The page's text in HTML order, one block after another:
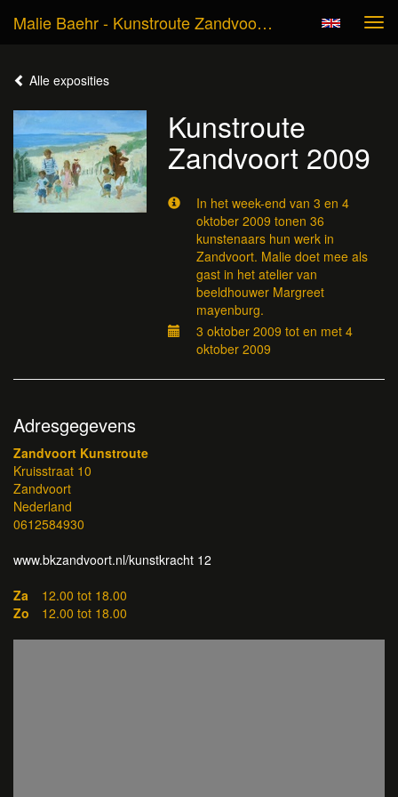
Malie Baehr - Kunstroute Zandvoort 2009
Alle exposities
Kunstroute
Zandvoort 2009
In het week-end van 3 en 4
oktober 2009 tonen 36
kunstenaars hun werk in
Zandvoort. Malie doet mee als
gast in het atelier van
beeldhouwer Margreet
mayenburg.
3 oktober 2009 tot en met 4
oktober 2009
Adresgegevens
Zandvoort Kunstroute
Kruisstraat 10
Zandvoort
Nederland
0612584930
www.bkzandvoort.nl/kunstkracht 12
Za
12.00 tot 18.00
Zo
12.00 tot 18.00